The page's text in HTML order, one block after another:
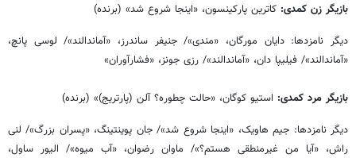
بازیگر زن کمدی: کاترین پارکینسون، «اینجا شروع شد» (برنده)
دیگر نامزدها: دایان مورگان، «مندی»/ جنیفر ساندرز، «آماندالند»/ لوسی پانچ،
«آماندالند»/ فیلیپا دان، «آماندالند»/ رزی جونز، «فشارآوران»
بازیگر مرد کمدی: استیو کوگان، «حالت چطوره؟ آلن (پارتریج)» (برنده)
دیگر نامزدها: جیم هاویک، «اینجا شروع شد»/ جان پوینتینگ، «پسران بزرگ»/ لنی
راش، «آیا من غیرمنطقی هستم؟»/ ماوان رضوان، «آب میوه»/ الیور ساول،